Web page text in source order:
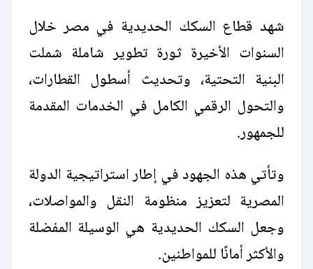
شهد قطاع السكك الحديدية في مصر خلال
السنوات الأخيرة ثورة تطوير شاملة شملت
البنية التحتية، وتحديث أسطول القطارات،
والتحول الرقمي الكامل في الخدمات المقدمة
للجمهور.
وتأتي هذه الجهود في إطار استراتيجية الدولة
المصرية لتعزيز منظومة النقل والمواصلات،
وجعل السكك الحديدية هي الوسيلة المفضلة
والأكثر أمانًا للمواطنين.